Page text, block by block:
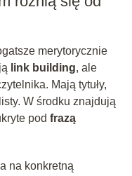
merytorycznie
link building, ale
Mają tytuły,
W środku znajdują
pod frazą
na konkretną